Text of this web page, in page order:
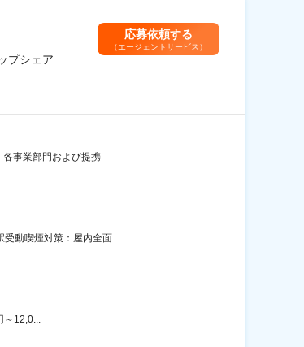
プシェア
応募依頼する
（エージェントサービス）
事業部門および提携
受動喫煙対策：屋内全面...
～12,0...